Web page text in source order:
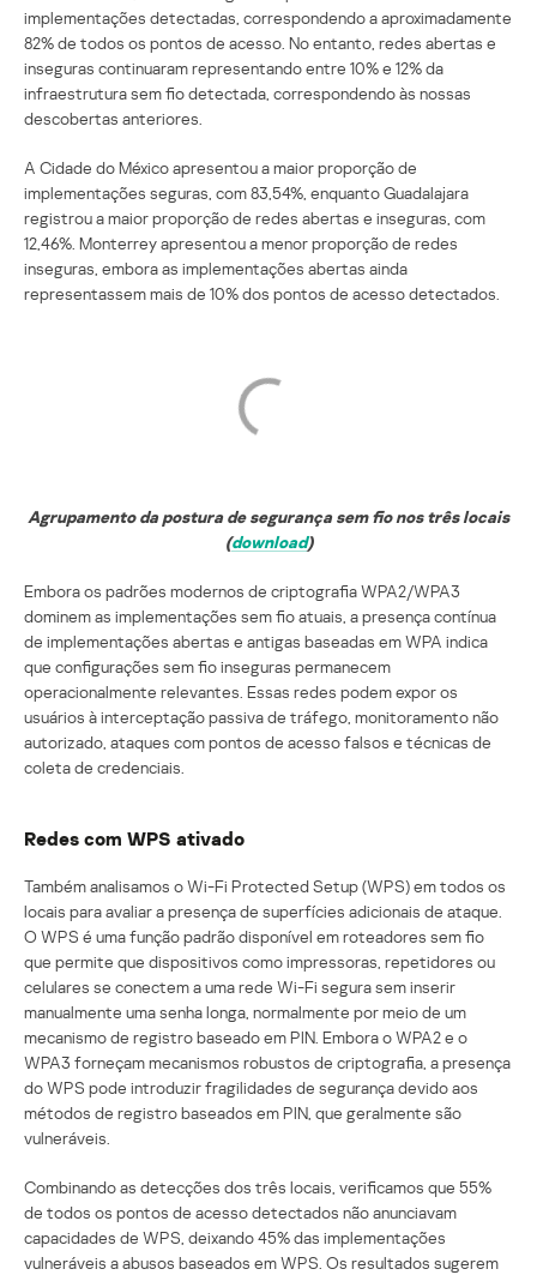
implementações detectadas, correspondendo a aproximadamente
82% de todos os pontos de acesso. No entanto, redes abertas e
inseguras continuaram representando entre 10% e 12% da
infraestrutura sem fio detectada, correspondendo às nossas
descobertas anteriores.
A Cidade do México apresentou a maior proporção de
implementações seguras, com 83,54%, enquanto Guadalajara
registrou a maior proporção de redes abertas e inseguras, com
12,46%. Monterrey apresentou a menor proporção de redes
inseguras, embora as implementações abertas ainda
representassem mais de 10% dos pontos de acesso detectados.
Agrupamento da postura de segurança sem fio nos três locais
(download)
Embora os padrões modernos de criptografia WPA2/WPA3
dominem as implementações sem fio atuais, a presença contínua
de implementações abertas e antigas baseadas em WPA indica
que configurações sem fio inseguras permanecem
operacionalmente relevantes. Essas redes podem expor os
usuários à interceptação passiva de tráfego, monitoramento não
autorizado, ataques com pontos de acesso falsos e técnicas de
coleta de credenciais.
Redes com WPS ativado
Também analisamos o Wi-Fi Protected Setup (WPS) em todos os
locais para avaliar a presença de superfícies adicionais de ataque.
O WPS é uma função padrão disponível em roteadores sem fio
que permite que dispositivos como impressoras, repetidores ou
celulares se conectem a uma rede Wi-Fi segura sem inserir
manualmente uma senha longa, normalmente por meio de um
mecanismo de registro baseado em PIN. Embora o WPA2 e o
WPA3 forneçam mecanismos robustos de criptografia, a presença
do WPS pode introduzir fragilidades de segurança devido aos
métodos de registro baseados em PIN, que geralmente são
vulneráveis.
Combinando as detecções dos três locais, verificamos que 55%
de todos os pontos de acesso detectados não anunciavam
capacidades de WPS, deixando 45% das implementações
vulneráveis a abusos baseados em WPS. Os resultados sugerem